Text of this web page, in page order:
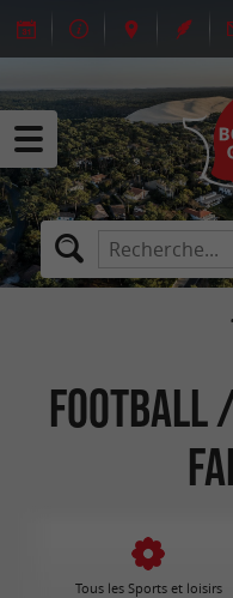
Football
Tous les Sports et loisirs